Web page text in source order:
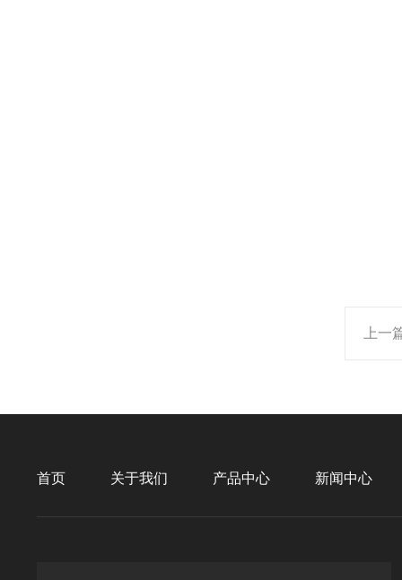
上一
首页 关于我们 产品中心 新闻中心